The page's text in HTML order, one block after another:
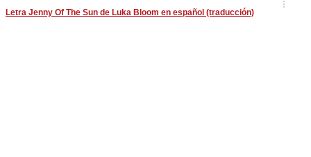
Letra Jenny Of The Sun de Luka Bloom en español (traducción)